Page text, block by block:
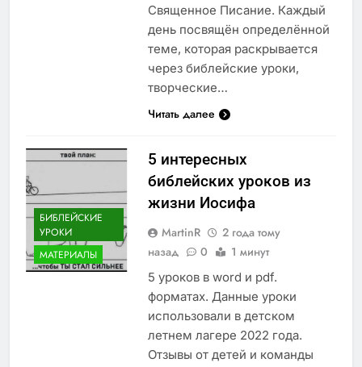
Священное Писание. Каждый
день посвящён определённой
теме, которая раскрывается
через библейские уроки,
творческие…
Читать далее
БИБЛЕЙСКИЕ
УРОКИ
МАТЕРИАЛЫ
5 интересных
библейских уроков из
жизни Иосифа
MartinR
2 года тому
назад
0 1 минут
5 уроков в word и pdf.
форматах. Данные уроки
использовали в детском
летнем лагере 2022 года.
Отзывы от детей и команды